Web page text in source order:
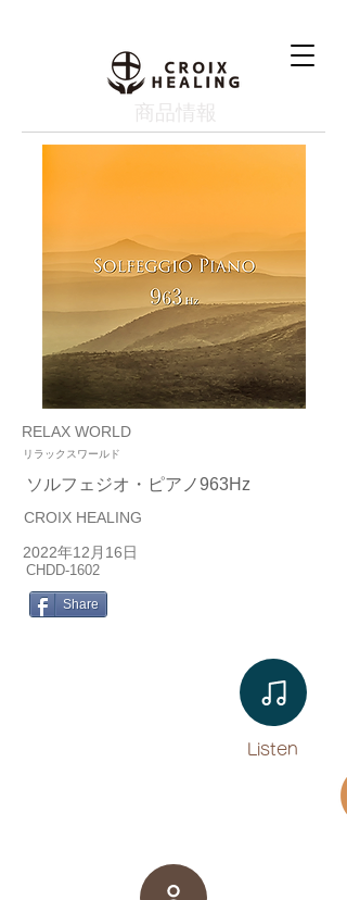
​商品情報
RELAX WORLD
リラックスワールド
ソルフェジオ・ピアノ963Hz
CROIX HEALING
2022年12月16日
CHDD-1602
Share
Listen​